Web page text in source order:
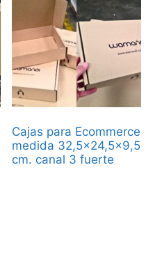
Cajas para Ecommerce
medida 32,5×24,5×9,5
cm. canal 3 fuerte